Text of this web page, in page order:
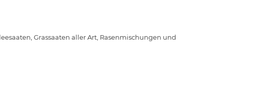
Grassaaten aller Art, Rasenmischungen und